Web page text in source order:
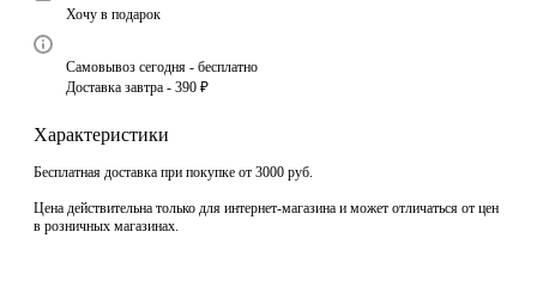
Хочу в подарок
Самовывоз сегодня - бесплатно
Доставка завтра - 390 ₽
Характеристики
Бесплатная доставка при покупке от 3000 руб.
Цена действительна только для интернет-магазина и может отличаться от цен
в розничных магазинах.